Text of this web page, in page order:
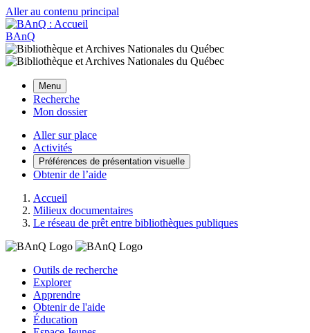
Aller au contenu principal
BAnQ
Menu
Recherche
Mon dossier
Aller sur place
Activités
Préférences de présentation visuelle
Obtenir de l’aide
Accueil
Milieux documentaires
Le réseau de prêt entre bibliothèques publiques
Outils de recherche
Explorer
Apprendre
Obtenir de l'aide
Éducation